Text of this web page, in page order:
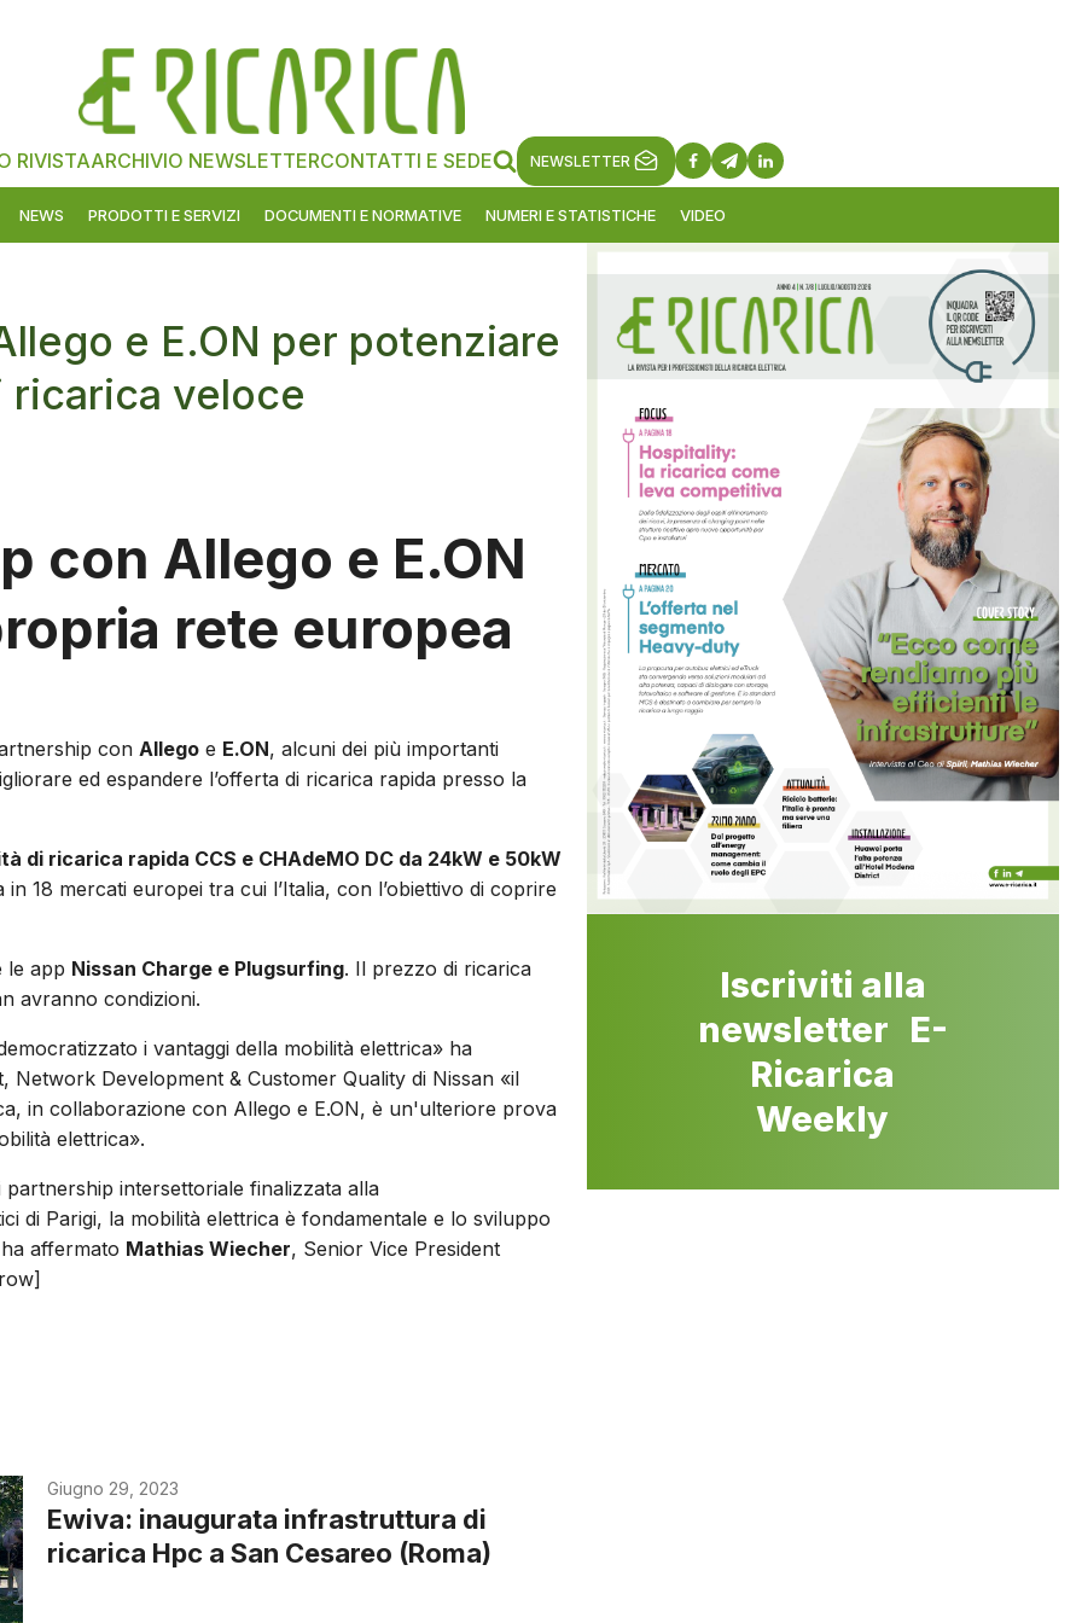
RIVISTAARCHIVIO NEWSLETTERCONTATTI E SEDE NEWSLETTER
NEWS PRODOTTI E SERVIZI DOCUMENTI E NORMATIVE NUMERI E STATISTICHE VIDEO
e E.ON per potenziare
ricarica veloce
con Allego e E.ON
rete europea
con Allego e E.ON, alcuni dei più importanti
ed espandere l’offerta di ricarica rapida presso la
di ricarica rapida CCS e CHAdeMO DC da 24kW e 50kW
in 18 mercati europei tra cui l’Italia, con l’obiettivo di coprire
le app Nissan Charge e Plugsurfing. Il prezzo di ricarica
avranno condizioni.
i vantaggi della mobilità elettrica» ha
Network Development & Customer Quality di Nissan «il
in collaborazione con Allego e E.ON, è un'ulteriore prova
elettrica».
intersettoriale finalizzata alla
di Parigi, la mobilità elettrica è fondamentale e lo sviluppo
affermato Mathias Wiecher, Senior Vice President
Giugno 29, 2023
Ewiva: inaugurata infrastruttura di
ricarica Hpc a San Cesareo (Roma)
Iscriviti alla
newsletter E-
Ricarica
Weekly